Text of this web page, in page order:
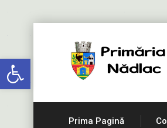
Deschide bara de unelte
Prima Pagină